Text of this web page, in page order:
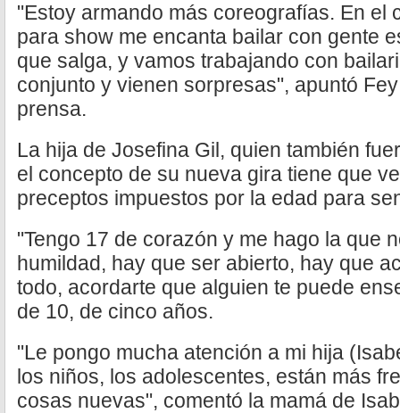
"Estoy armando más coreografías. En el
para show me encanta bailar con gente
que salga, y vamos trabajando con
conjunto y vienen sorpresas", apuntó
prensa.
La hija de Josefina Gil, quien también
el concepto de su nueva gira tiene que
preceptos impuestos por la edad para
"Tengo 17 de corazón y me hago la que
humildad, hay que ser abierto, hay que
todo, acordarte que alguien te puede
de 10, de cinco años.
"Le pongo mucha atención a mi hija
los niños, los adolescentes, están más
cosas nuevas", comentó la mamá de